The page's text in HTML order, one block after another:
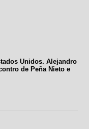
Unidos. Alejandro
de Peña Nieto e